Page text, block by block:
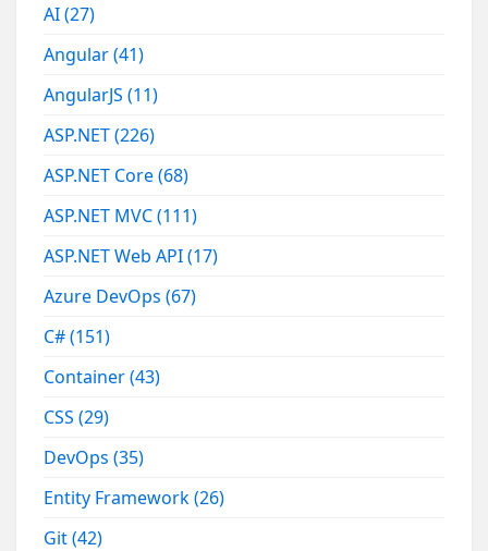
AI(27)
Angular(41)
AngularJS(11)
ASP.NET(226)
ASP.NET Core(68)
ASP.NET MVC(111)
ASP.NET Web API(17)
Azure DevOps(67)
C#(151)
Container(43)
CSS(29)
DevOps(35)
Entity Framework(26)
Git(42)